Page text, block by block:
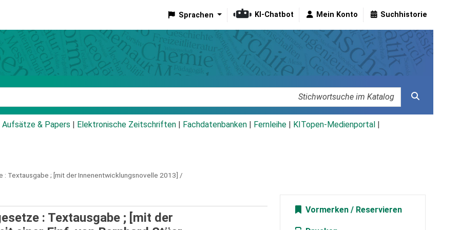
Sprachen KI-Chatbot Mein Konto Suchhistorie
Aufsätze & Papers Elektronische Zeitschriften Fachdatenbanken Fernleihe KITopen-Medienportal
: Textausgabe ; [mit der Innenentwicklungsnovelle 2013] /
: Textausgabe ; [mit der
Vormerken